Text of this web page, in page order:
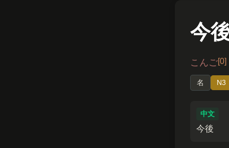
今
こんご[0]
名 N3
中文
今後